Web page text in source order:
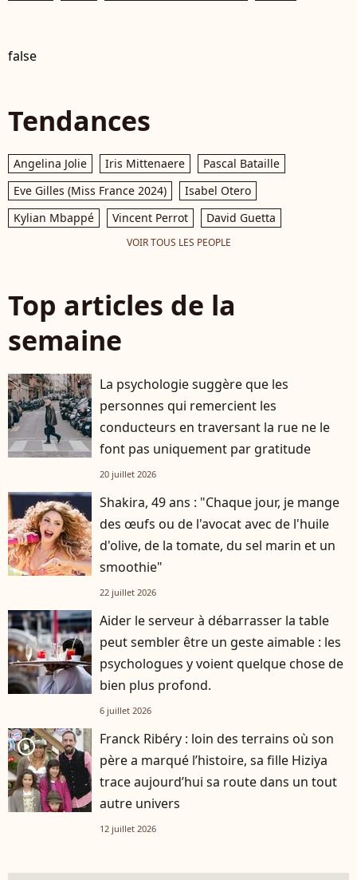
false
Tendances
Angelina Jolie Iris Mittenaere
Pascal Bataille
Eve Gilles (Miss France 2024)
Isabel Otero
Kylian Mbappé
Vincent Perrot David Guetta
VOIR TOUS LES PEOPLE
Top articles de la
semaine
La psychologie suggère que les
personnes qui remercient les
conducteurs en traversant la rue ne le
font pas uniquement par gratitude
20 juillet 2026
Shakira, 49 ans : "Chaque jour, je mange
des œufs ou de l'avocat avec de l'huile
d'olive, de la tomate, du sel marin et un
smoothie"
22 juillet 2026
Aider le serveur à débarrasser la table
peut sembler être un geste aimable : les
psychologues y voient quelque chose de
bien plus profond.
6 juillet 2026
player2
Franck Ribéry : loin des terrains où son
père a marqué l’histoire, sa fille Hiziya
trace aujourd’hui sa route dans un tout
autre univers
12 juillet 2026